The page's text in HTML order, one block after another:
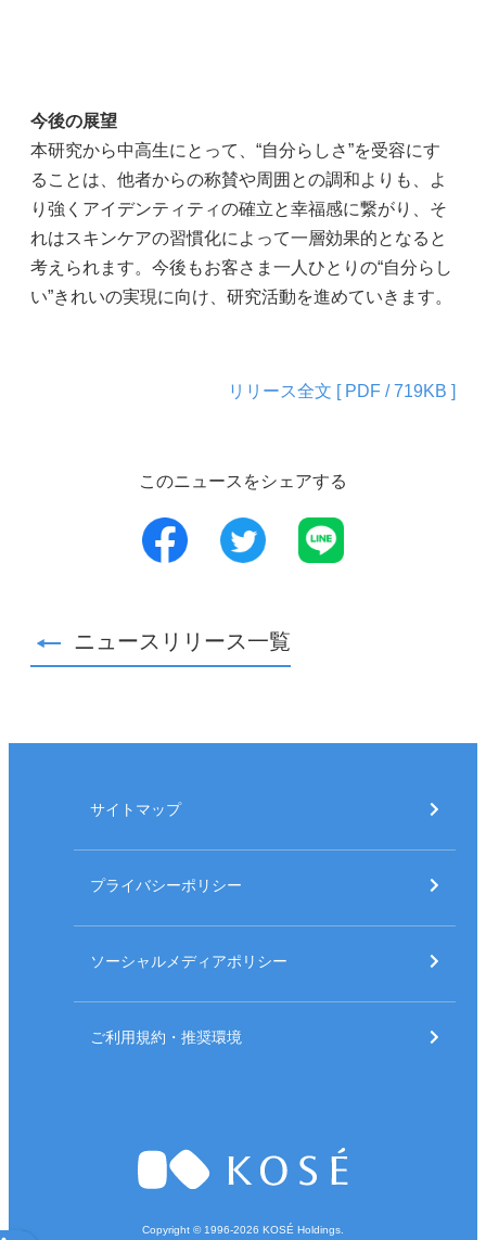
今後の展望
本研究から中高生にとって、“自分らしさ”を受容にす
ることは、他者からの称賛や周囲との調和よりも、よ
り強くアイデンティティの確立と幸福感に繋がり、そ
れはスキンケアの習慣化によって一層効果的となると
考えられます。今後もお客さま一人ひとりの“自分らし
い”きれいの実現に向け、研究活動を進めていきます。
リリース全文 [ PDF / 719KB ]
このニュースをシェアする
ニュースリリース一覧
サイトマップ
プライバシーポリシー
ソーシャルメディアポリシー
ご利用規約・推奨環境
Copyright © 1996-2026 KOSÉ Holdings.